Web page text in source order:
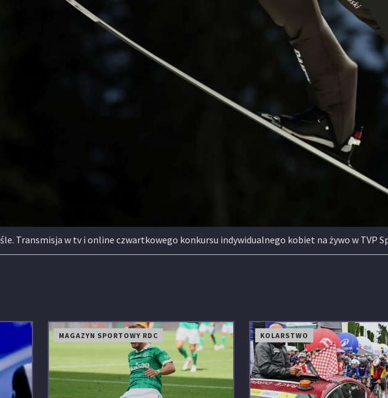
Transmisja w tv i online czwartkowego konkursu indywidualnego kobiet na żywo w TVP
MAGAZYN SPORTOWY RDC KOLARSTWO